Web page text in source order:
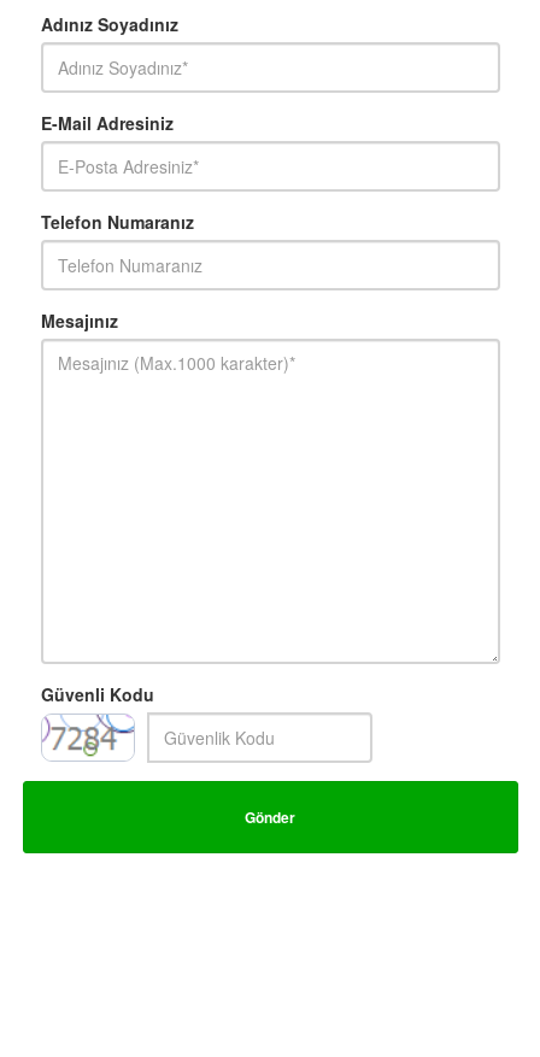
Adınız Soyadınız
E-Mail Adresiniz
Telefon Numaranız
Mesajınız
Güvenli Kodu
Gönder